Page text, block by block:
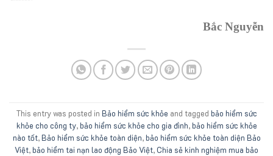
Bắc Nguyễn
This entry was posted in Bảo hiểm sức khỏe and tagged bảo hiểm sức
khỏe cho công ty,bảo hiểm sức khỏe cho gia đình,bảo hiểm sức khỏe
nào tốt,Bảo hiểm sức khỏe toàn diện,bảo hiểm sức khỏe toàn diện Bảo
Việt,bảo hiểm tai nạn lao động Bảo Việt,Chia sẻ kinh nghiệm mua bảo